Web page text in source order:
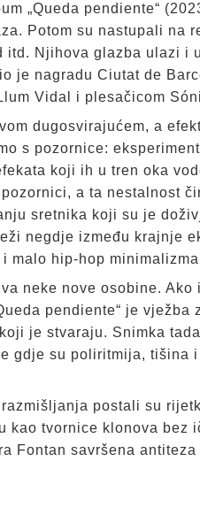
„Queda pendiente“
Potom su nastupali na
itd. Njihova glazba ulazi i
je nagradu Ciutat de
Vidal i plesačicom
dugosvirajućem, a
s pozornice:
koji ih u tren oka
a ta nestalnost
sretnika koji su je
negdje između krajnje
malo hip-hop
neke nove osobine.
pendiente“ je
je stvaraju. Snimka
gdje su poliritmija, tišina
postali su
kao tvornice klonova bez
Fontan savršena